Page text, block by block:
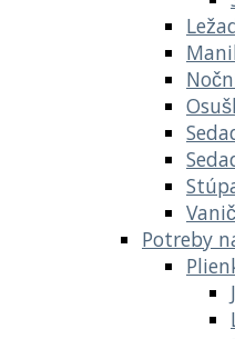
Potreby